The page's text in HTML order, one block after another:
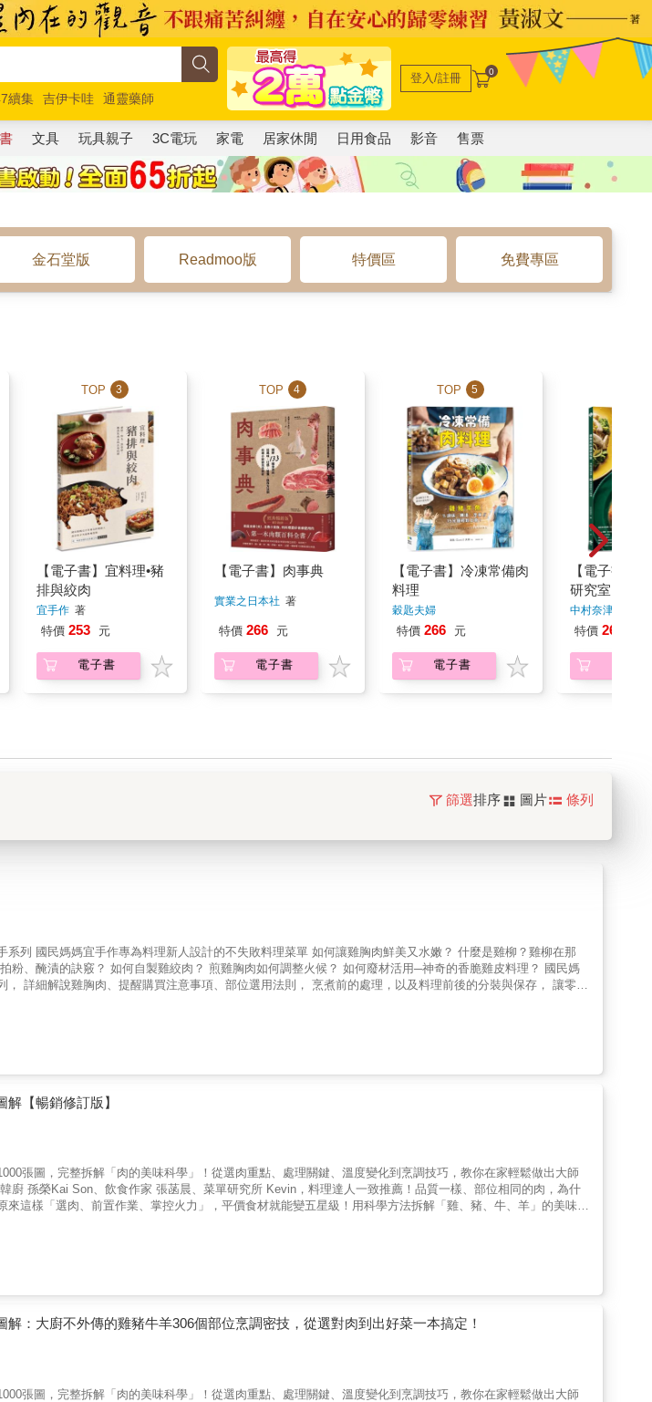
續集 吉伊卡哇
通靈藥師
員5 超慢跑
登入/註冊 0
文具 玩具親子 3C電玩 家電 居家休閒 日用食品 影音 售票
金石堂版 Readmoo版 特價區 免費專區
TOP 3
【電子書】宜料理•豬
排與絞肉
宜手作著
特價 253 元
電子書
TOP 4
【電子書】肉事典
實業之日本社 著
特價 266 元
電子書
TOP 5
【電子書】冷凍常備肉
料理
穀匙夫婦
（Tatsuya&SHINO）
特價 266 元
電子書
【電子書】
研究室
中村奈津子
特價 266
篩選排序 圖片 條列
是雞柳？雞柳在那
保存， 讓零廚
快速做出吃不膩的完美雞胸肉料理！
解【暢銷修訂版】
張圖，完整拆解「肉的美味科學」！從選肉重點、處理關鍵、溫度變化到烹調技巧，教你在家輕鬆做出大師
廚 孫榮Kai Son、飲食作家 張菡晨、菜單研究所 Kevin，料理達人一致推薦！品質一樣、部位相同的肉，為什
來這樣「選肉、前置作業、掌控火力」，平價食材就能變五星級！用科學方法拆解「雞、豬、牛、羊」的美味關
解：大廚不外傳的雞豬牛羊306個部位烹調密技，從選對肉到出好菜一本搞定！
張圖，完整拆解「肉的美味科學」！從選肉重點、處理關鍵、溫度變化到烹調技巧，教你在家輕鬆做出大師